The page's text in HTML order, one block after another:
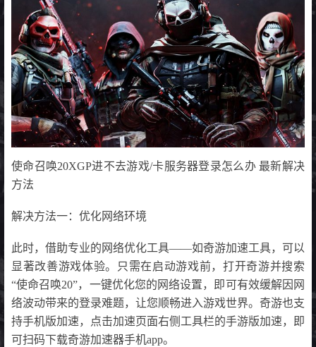
使命召唤20XGP进不去游戏/卡服务器登录怎么办 最新解决
方法
解决方法一：优化网络环境
此时，借助专业的网络优化工具——如奇游加速工具，可以
显著改善游戏体验。只需在启动游戏前，打开奇游并搜索
“使命召唤20”，一键优化您的网络设置，即可有效缓解因网
络波动带来的登录难题，让您顺畅进入游戏世界。奇游也支
持手机版加速，点击加速页面右侧工具栏的手游版加速，即
可扫码下载奇游加速器手机app。